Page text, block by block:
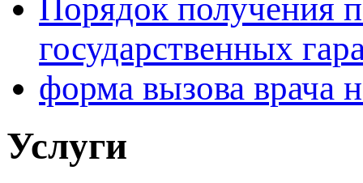
Порядок получения
государственных
форма вызова врача
Услуги